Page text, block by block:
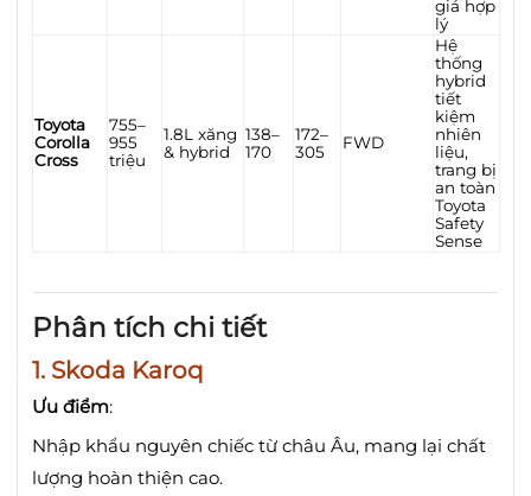
giá hợp
lý
Toyota
Corolla
Cross
755–
955
triệu
1.8L xăng
& hybrid
138–
170
172–
305
FWD
Hệ
thống
hybrid
tiết
kiệm
nhiên
liệu,
trang bị
an toàn
Toyota
Safety
Sense
Phân tích chi tiết
1. Skoda Karoq
Ưu điểm:
Nhập khẩu nguyên chiếc từ châu Âu, mang lại chất
lượng hoàn thiện cao.